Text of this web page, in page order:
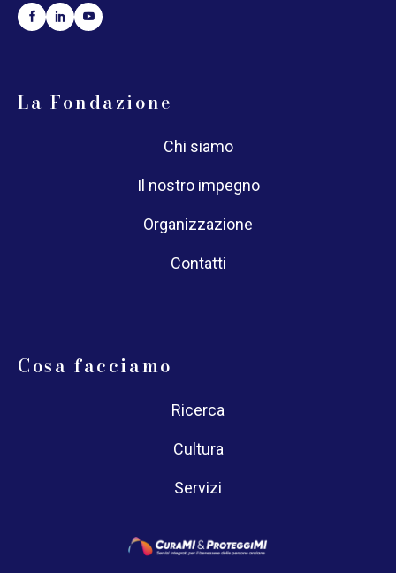
La Fondazione
Chi siamo
Il nostro impegno
Organizzazione
Contatti
Cosa facciamo
Ricerca
Cultura
Servizi